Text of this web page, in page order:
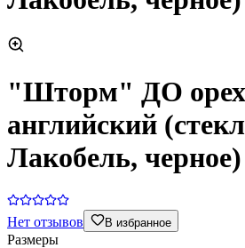
"Шторм" ДО
английский
Лакобель, черное)
Нет отзывов В избранное
Размеры